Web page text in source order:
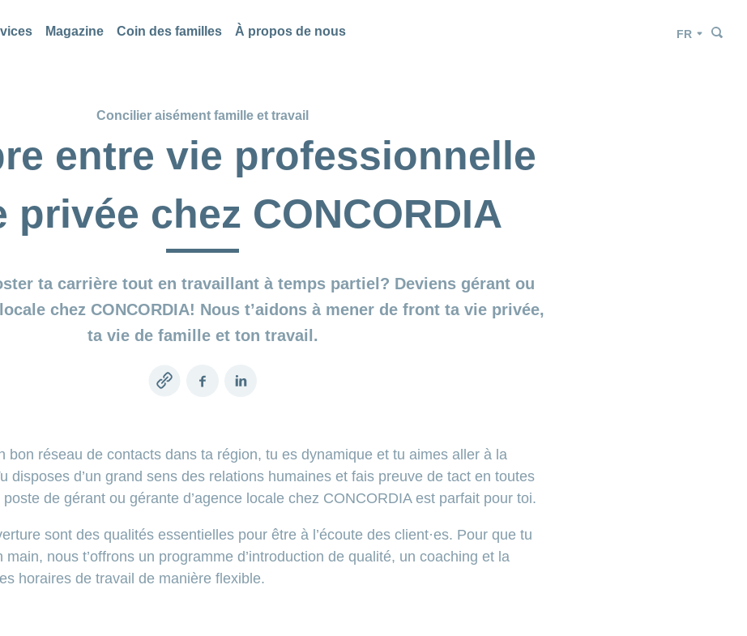
Magazine Coin des familles À propos de nous Langue
Concilier aisément famille et travail
entre vie professionnelle
privée chez CONCORDIA
ta carrière tout en travaillant à temps partiel? Deviens gérant ou
chez CONCORDIA! Nous t’aidons à mener de front ta vie privée,
ta vie de famille et ton travail.
Copy
FacebookLinkedIn
bon réseau de contacts dans ta région, tu es dynamique et tu aimes aller à la
disposes d’un grand sens des relations humaines et fais preuve de tact en toutes
de gérant ou gérante d’agence locale chez CONCORDIA est parfait pour toi.
sont des qualités essentielles pour être à l’écoute des client·es. Pour que tu
nous t’offrons un programme d’introduction de qualité, un coaching et la
horaires de travail de manière flexible.